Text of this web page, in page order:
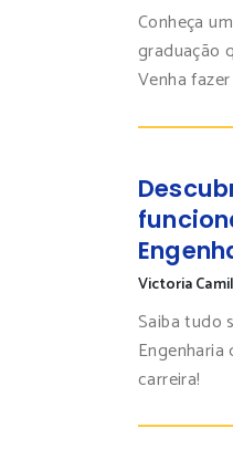
Conheça
graduação
Venha
Victoria
Saiba tudo
carreira!